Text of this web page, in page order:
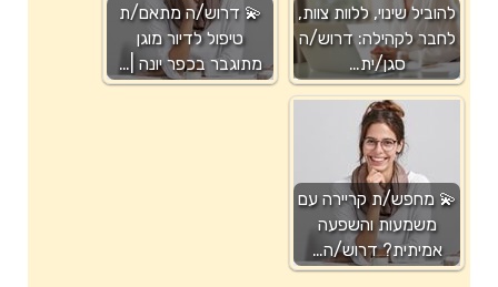
להוביל שינוי, ללוות צוות,
לחבר לקהילה: דרוש/ה
סגן/ית…
💫 דרוש/ה מתאם/ת
טיפול לדיור מוגן
מתוגבר בכפר יונה |…
💫 מחפש/ת קריירה עם
משמעות והשפעה
אמיתית? דרוש/ה…